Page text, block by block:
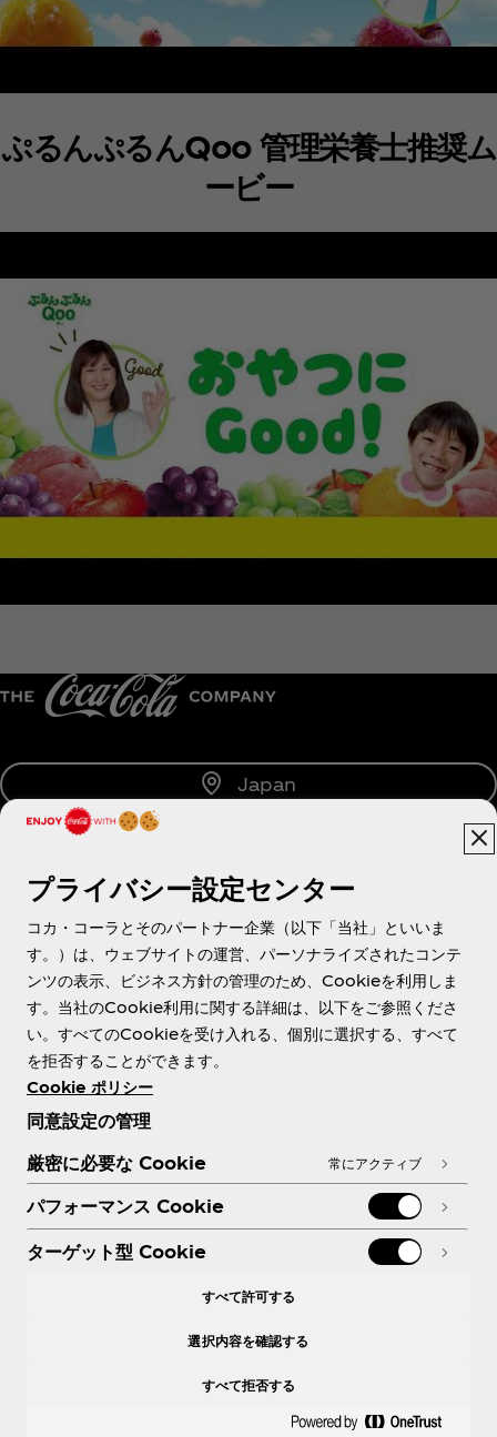
ぷるんぷるんQoo 管理栄養士推奨ム
ービー
Japan
About us
Need help?
各種ポリシー
プライバシー設定センター
コカ・コーラとそのパートナー企業（以下「当社」といいま
す。）は、ウェブサイトの運営、パーソナライズされたコンテ
ンツの表示、ビジネス方針の管理のため、Cookieを利用しま
す。当社のCookie利用に関する詳細は、以下をご参照くださ
い。すべてのCookieを受け入れる、個別に選択する、すべて
を拒否することができます。
Cookie ポリシー
同意設定の管理
厳密に必要な Cookie
常にアクティブ
パフォーマンス Cookie
ターゲット型 Cookie
すべて許可する
すべて拒否する
選択内容を確認する